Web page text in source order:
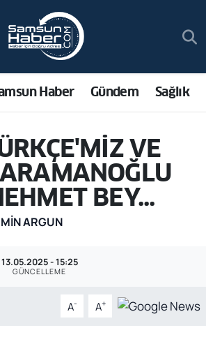
Haber Gündem Sağlık
VE
BEY...
ARGUN
13.05.2025 - 15:25
GÜNCELLEME
A- A+